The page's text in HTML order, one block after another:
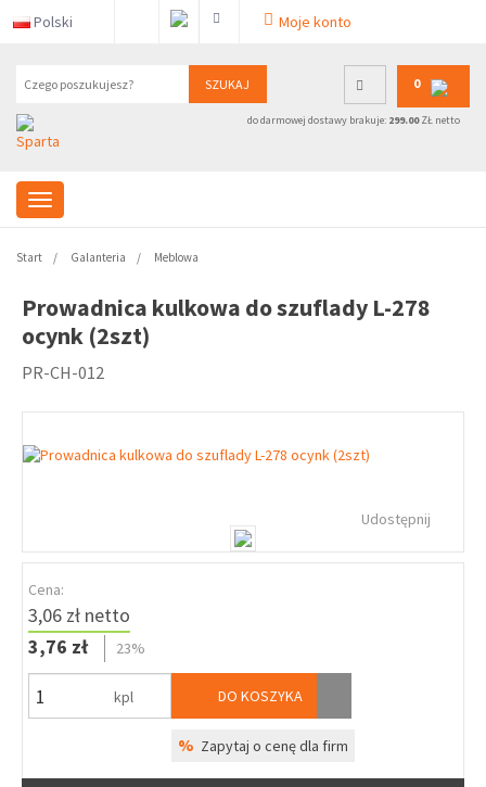
Polski Moje konto
SZUKAJ 0
do darmowej dostawy brakuje: 299.00ZŁ netto
Start Galanteria Meblowa
Prowadnica kulkowa do szuflady L-278
ocynk (2szt)
PR-CH-012
Udostępnij
Cena:
3,06 zł netto
3,76 zł
23%
kpl DO KOSZYKA
% Zapytaj o cenę dla firm